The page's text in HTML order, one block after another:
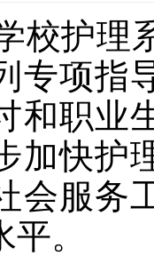
校护理
专项指
和职业
加快护
会服务
。